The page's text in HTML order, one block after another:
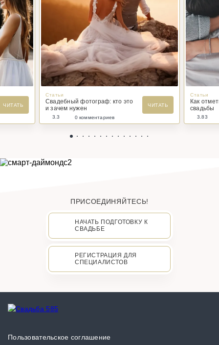
ЧИТАТЬ
Статьи
Свадебный фотограф: кто это
и зачем нужен
ЧИТАТЬ
3.3 0 комментариев
Статьи
Как
свадьбы
3.83
ПРИСОЕДИНЯЙТЕСЬ!
НАЧАТЬ ПОДГОТОВКУ К
СВАДЬБЕ
РЕГИСТРАЦИЯ ДЛЯ
СПЕЦИАЛИСТОВ
Пользовательское соглашение